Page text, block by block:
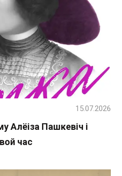
Алёіза Пашкевіч і
час
15.07.2026